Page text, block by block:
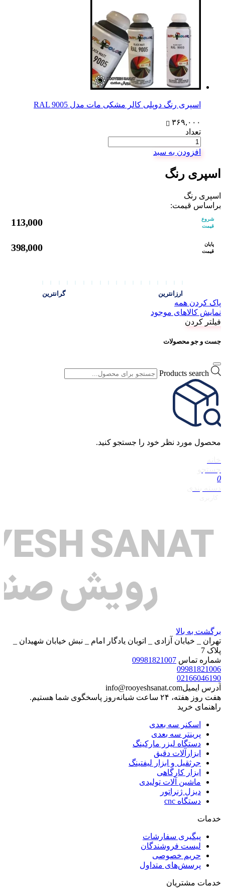
اسپری رنگ دوپلی کالر مشکی مات مدل RAL 9005
۳۶۹,۰۰۰
تعداد
افزودن به سبد
اسپری رنگ
اسپری رنگ
براساس قیمت:
شروع
قیمت
113,000
پایان
قیمت
398,000
ارزانترین گرانترین
پاک کردن همه
نمایش کالاهای موجود
فیلتر کردن
جست و جو محصولات
Products search
محصول مورد نظر خود را جستجو کنید.
0
برگشت به بالا
تهران _ خیابان آزادی _ اتوبان یادگار امام _ نبش خیابان شهیدان _
پلاک 7
شماره تماس 09981821007
09981821006
02166046190
آدرس ایمیلinfo@rooyeshsanat.com
هفت روز هفته، ۲۴ ساعت شبانه‌روز پاسخگوی شما هستیم.
راهنمای خرید
اسکنر سه بعدی
پرینتر سه بعدی
دستگاه لیزر مارکینگ
ابزارآلات دقیق
جرثقیل و ابزار لیفتینگ
ابزار کارگاهی
ماشین آلات تولیدی
دیزل ژنراتور
دستگاه cnc
خدمات
پیگیری سفارشات
لیست فروشندگان
حریم خصوصی
پرسش‌های متداول
خدمات مشتریان